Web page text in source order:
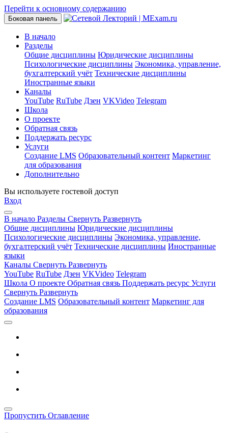
Перейти к основному содержанию
Боковая панель
В начало
Разделы
Общие дисциплины Юридические дисциплины
Психологические дисциплины Экономика, управление,
бухгалтерский учёт Технические дисциплины
Иностранные языки
Каналы
YouTube RuTube Дзен VKVideo Telegram
Школа
О проекте
Обратная связь
Поддержать ресурс
Услуги
Создание LMS Образовательный контент Маркетинг
для образования
Дополнительно
Вы используете гостевой доступ
Вход
В начало Разделы Свернуть Развернуть
Общие дисциплины Юридические дисциплины
Психологические дисциплины Экономика, управление,
бухгалтерский учёт Технические дисциплины Иностранные
языки
Каналы Свернуть Развернуть
YouTube RuTube Дзен VKVideo Telegram
Школа О проекте Обратная связь Поддержать ресурс Услуги
Свернуть Развернуть
Создание LMS Образовательный контент Маркетинг для
образования
Пропустить Оглавление